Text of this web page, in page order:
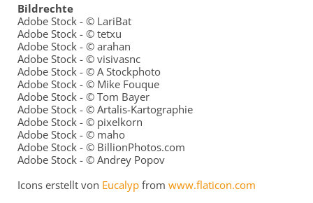
Bildrechte
Adobe Stock - © LariBat
Adobe Stock - © tetxu
Adobe Stock - © arahan
Adobe Stock - © visivasnc
Adobe Stock - © A Stockphoto
Adobe Stock - © Mike Fouque
Adobe Stock - © Tom Bayer
Adobe Stock - © Artalis-Kartographie
Adobe Stock - © pixelkorn
Adobe Stock - © maho
Adobe Stock - © BillionPhotos.com
Adobe Stock - © Andrey Popov
Icons erstellt von Eucalyp from www.flaticon.com